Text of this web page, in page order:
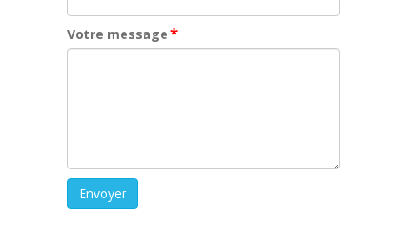
Votre message*